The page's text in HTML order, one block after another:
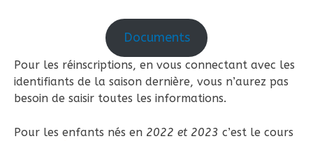
Documents
Pour les réinscriptions, en vous connectant avec les
identifiants de la saison dernière, vous n’aurez pas
besoin de saisir toutes les informations.
Pour les enfants nés en 2022 et 2023 c’est le cours